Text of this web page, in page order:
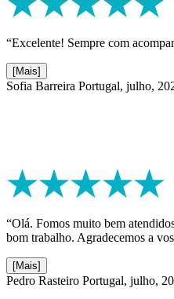
“Excelente! Sempre com
[Mais]
Sofia Barreira Portugal, julho,
“Olá. Fomos muito bem
bom trabalho. Agradecemos a
[Mais]
Pedro Rasteiro Portugal, julho,